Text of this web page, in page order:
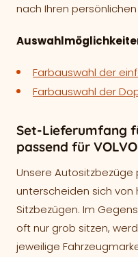
nach Ihren
Farbauswahl der
Farbauswahl der
Set-Lieferumfang
passend für
Unsere Autositzbezüge
unterscheiden sich von
Sitzbezügen. Im
oft nur grob sitzen,
jeweilige